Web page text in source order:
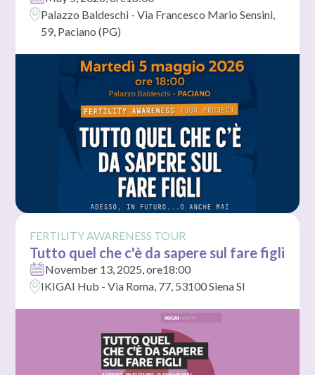
Palazzo Baldeschi - Via Francesco Mario Sensini,
59, Paciano (PG)
FERTILITY AWARENESS TOUR
Tutto quel che c'è da sapere sul fare figli
November 13, 2025, ore18:00
IKIGAI Hub - Via Roma, 77, 53100 Siena SI